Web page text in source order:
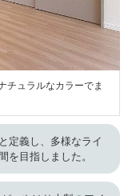
チュラルなカラーでま
定義し、多様なライ
を目指しました。